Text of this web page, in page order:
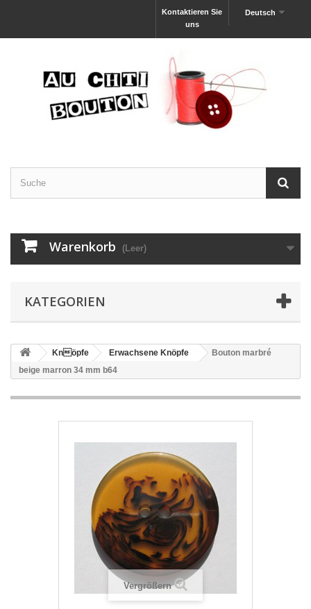
Deutsch
Kontaktieren Sie
uns
Warenkorb (Leer)
KATEGORIEN
Knöpfe Erwachsene Knöpfe
Bouton marbré
beige marron 34 mm b64
Vergrößern